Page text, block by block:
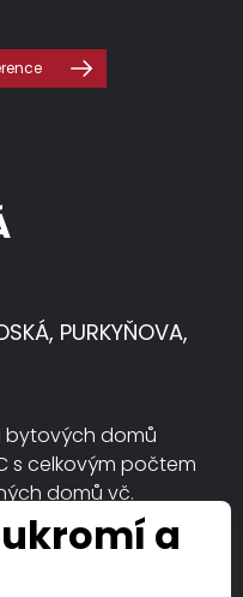
PURKYŇOVA,
bytových domů
s celkovým počtem
domů vč.
komunikací
stání a